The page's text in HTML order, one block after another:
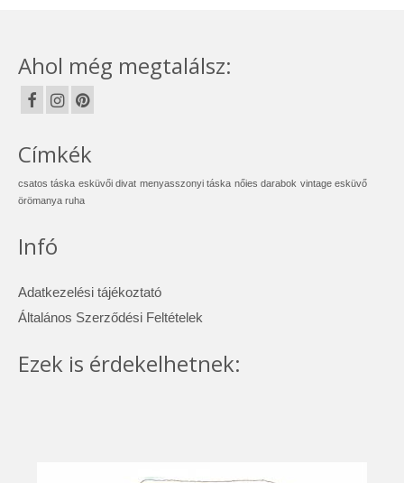
Ahol még megtalálsz:
Címkék
csatos táska esküvői divat menyasszonyi táska nőies darabok vintage esküvő
örömanya ruha
Infó
Adatkezelési tájékoztató
Általános Szerződési Feltételek
Ezek is érdekelhetnek: